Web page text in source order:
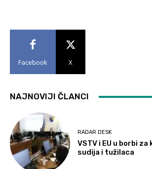
Facebook X
NAJNOVIJI ČLANCI
RADAR DESK
VSTV i EU u borbi
sudija i tužilaca